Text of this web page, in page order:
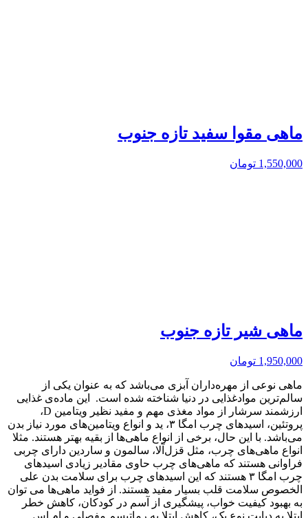
ماهی مقوا سفید تازه جنوب
1,550,000 تومان
ماهی شیر تازه جنوب
1,950,000 تومان
ماهی نوعی از مهره‌داران آبزی می‌باشد که به عنوان یکی از
سالم‌ترین موادغذایی در دنیا شناخته شده است. این ماده‌ی غذایی
ارزشمند سرشار از مواد مغذی مهم و مفید نظیر ویتامین ‌D،
پروتئین، اسیدهای چرب امگا ۳، ید و انواع ویتامین‌های مورد نیاز بدن
می‌باشد. با این حال، برخی از انواع ماهی‌ها از بقیه بهتر هستند. مثلا
انواع ماهی‌های چرب، مثل قزل‌آلا، سالمون و ساردین دارای چربی
فراوانی هستند که ماهی‌های چرب حاوی مقادیر زیادی اسیدهای
چرب امگا ۳ هستند که این اسیدهای چرب برای سلامت بدن علی
الخصوص سلامت قلب بسیار مفید هستند. از فواید ماهی‌ها می توان
به بهبود کیفیت خواب، پیشگیری از آسم در کودکان، کاهش خطر
ابتلا به دیابت نوع یک، کاهش ابتلا به رماتیسم مفصلی و ام اس